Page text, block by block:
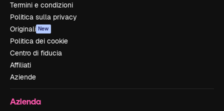
Termini e condizioni
Politica sulla privacy
Originali New
Politica dei cookie
Centro di fiducia
Affiliati
Aziende
Azienda